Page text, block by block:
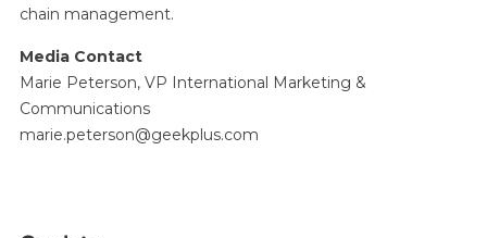
chain management.
Media Contact
Marie Peterson, VP International Marketing &
Communications
marie.peterson@geekplus.com